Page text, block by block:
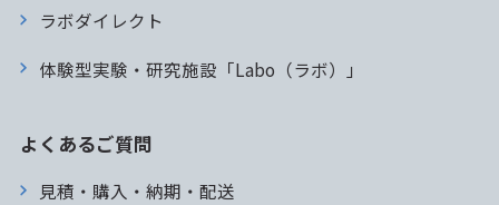
ラボダイレクト
体験型実験・研究施設「Labo（ラボ）」
よくあるご質問
見積・購入・納期・配送